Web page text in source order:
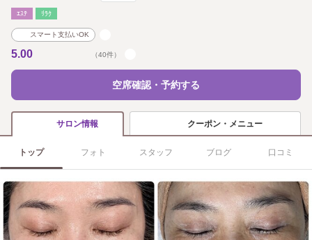
ｴｽﾃ ﾘﾗｸ
スマート支払いOK
5.00 （40件）
空席確認・予約する
サロン情報 クーポン・メニュー
トップ フォト スタッフ ブログ 口コミ